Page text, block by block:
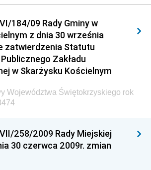
Ministra Spraw Wewnętrznych i
Ministra Transportu
Ministra Budownictwa
Ministra Nauki i Szkolnictwa
Głównego Urzędu Miar
Ministra Rolnictwa i Rozwoju Wsi
184/09 Rady Gminy w
z dnia 30 września
zatwierdzenia Statutu
Zakładu
w Skarżysku Kościelnym
Województwa Świętokrzyskiego rok
258/2009 Rady Miejskiej
30 czerwca 2009r. zmian